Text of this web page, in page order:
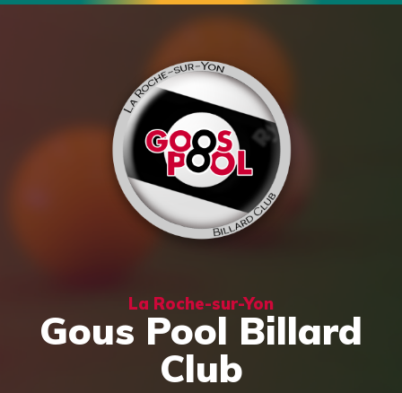
La Roche-sur-Yon
Gous Pool Billard
Club